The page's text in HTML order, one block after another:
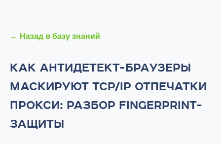
← Назад в базу знаний
КАК АНТИДЕТЕКТ-БРАУЗЕРЫ
МАСКИРУЮТ TCP/IP ОТПЕЧАТКИ
ПРОКСИ: РАЗБОР FINGERPRINT-
ЗАЩИТЫ